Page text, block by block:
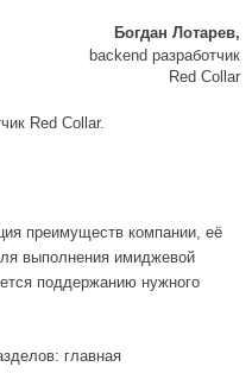
Богдан Лотарев,
backend разработчик
Red Collar
преимуществ компании, её
выполнения имиджевой
поддержанию нужного
главная